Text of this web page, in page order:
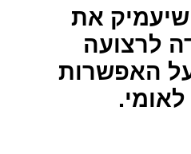
את
לרצועה
האפשרות